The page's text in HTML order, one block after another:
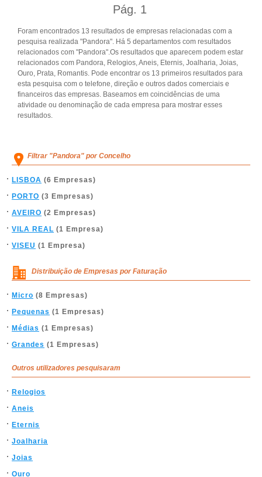
Pág. 1
Foram encontrados 13 resultados de empresas relacionadas com a
pesquisa realizada "Pandora". Há 5 departamentos com resultados
relacionados com "Pandora".Os resultados que aparecem podem estar
relacionados com Pandora, Relogios, Aneis, Eternis, Joalharia, Joias,
Ouro, Prata, Romantis. Pode encontrar os 13 primeiros resultados para
esta pesquisa com o telefone, direção e outros dados comerciais e
financeiros das empresas. Baseamos em coincidências de uma
atividade ou denominação de cada empresa para mostrar esses
resultados.
Filtrar "Pandora" por Concelho
LISBOA (6 Empresas)
PORTO (3 Empresas)
AVEIRO (2 Empresas)
VILA REAL (1 Empresa)
VISEU (1 Empresa)
Distribuição de Empresas por Faturação
Micro (8 Empresas)
Pequenas (1 Empresas)
Médias (1 Empresas)
Grandes (1 Empresas)
Outros utilizadores pesquisaram
Relogios
Aneis
Eternis
Joalharia
Joias
Ouro